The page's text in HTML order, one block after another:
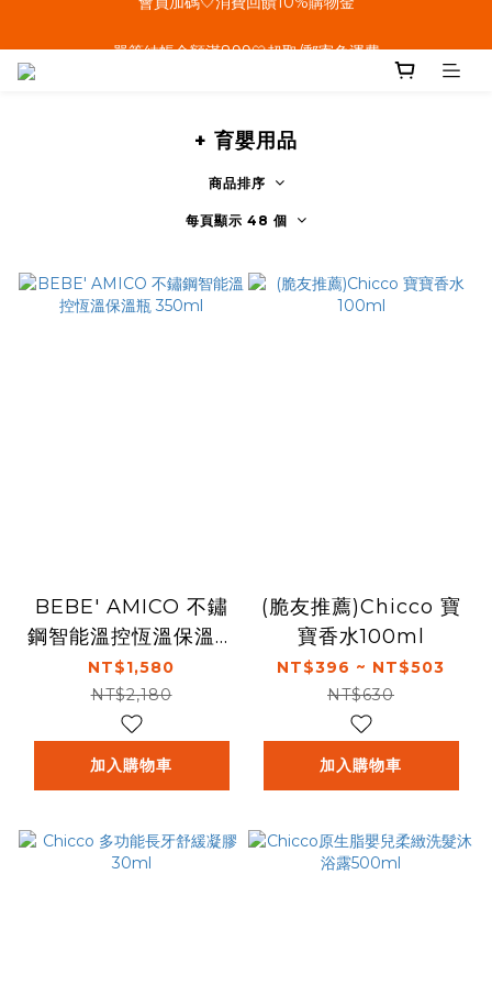
單筆結帳金額滿899🤍超取/郵寄免運費
+ 育嬰用品
商品排序
每頁顯示 48 個
BEBE' AMICO 不鏽
鋼智能溫控恆溫保溫瓶
350ml
NT$1,580
NT$2,180
加入購物車
(脆友推薦)Chicco 寶
寶香水100ml
NT$396 ~ NT$503
NT$630
加入購物車